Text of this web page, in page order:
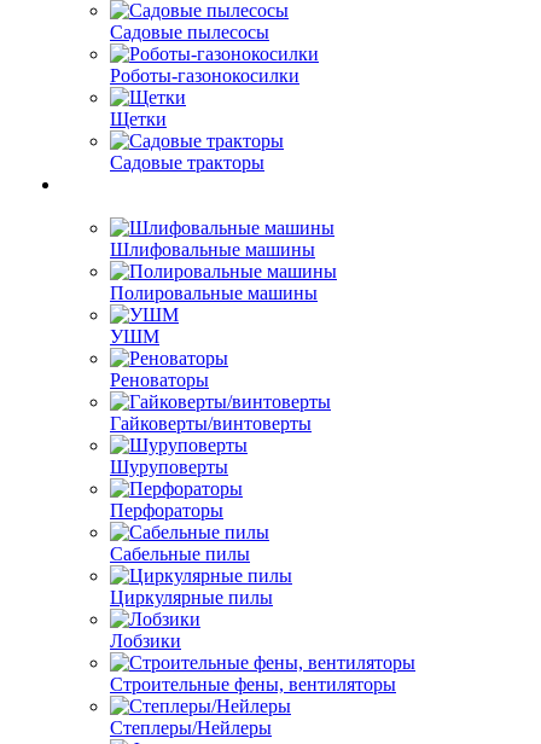
Садовые пылесосы
Роботы-газонокосилки
Щетки
Садовые тракторы
Шлифовальные машины
Полировальные машины
УШМ
Реноваторы
Гайковерты/винтоверты
Шуруповерты
Перфораторы
Сабельные пилы
Циркулярные пилы
Лобзики
Строительные фены, вентиляторы
Степлеры/Нейлеры